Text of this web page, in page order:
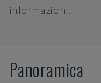
informazioni.
Panoramica